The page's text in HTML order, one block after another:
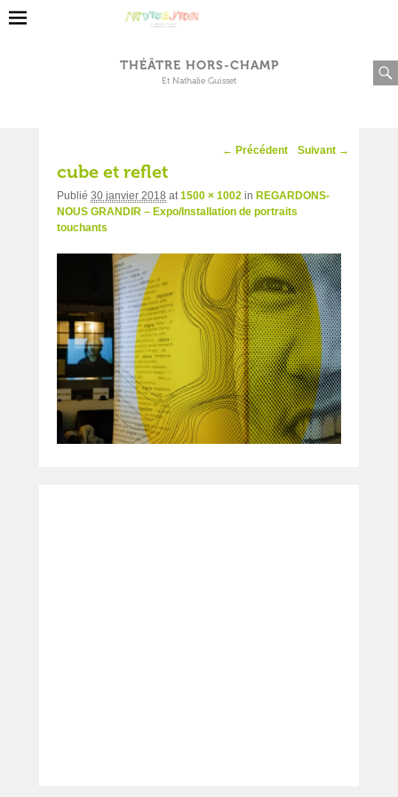
THÉÂTRE HORS-CHAMP
Et Nathalie Guisset
Navigation
← Précédent Suivant →
cube et reflet
Publié 30 janvier 2018 at1500 × 1002 in REGARDONS-
NOUS GRANDIR – Expo/Installation de portraits
touchants